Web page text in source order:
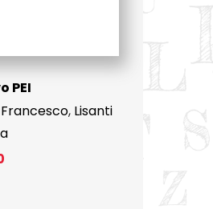
PEI
, Lisanti